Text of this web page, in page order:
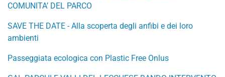
COMUNITA’ DEL PARCO
SAVE THE DATE - Alla scoperta degli anfibi e dei loro
ambienti
Passeggiata ecologica con Plastic Free Onlus